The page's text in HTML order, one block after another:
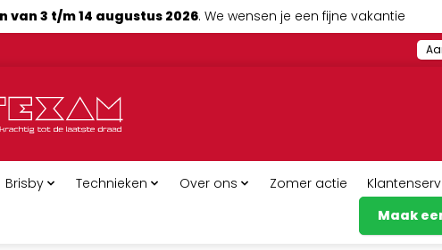
van 3 t/m 14 augustus 2026. We wensen je een fijne vakantie
Brisby Technieken Over ons Zomer actie
Maak